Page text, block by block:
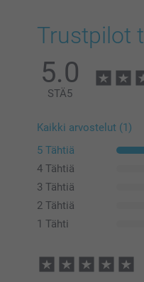
Trustpilot
5.0
STÄ5
Kaikki arvostelut (1)
5 Tähtiä
4 Tähtiä
3 Tähtiä
2 Tähtiä
1 Tähti